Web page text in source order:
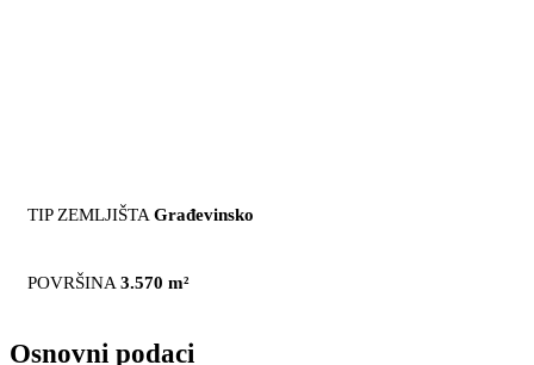
TIP ZEMLJIŠTA Građevinsko
POVRŠINA 3.570 m²
Osnovni podaci